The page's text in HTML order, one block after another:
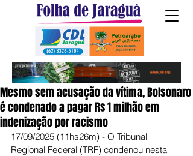
Mesmo sem acusação da vítima, Bolsonaro
é condenado a pagar R$ 1 milhão em
indenização por racismo
17/09/2025 (11hs26m) - O Tribunal
Regional Federal (TRF) condenou nesta